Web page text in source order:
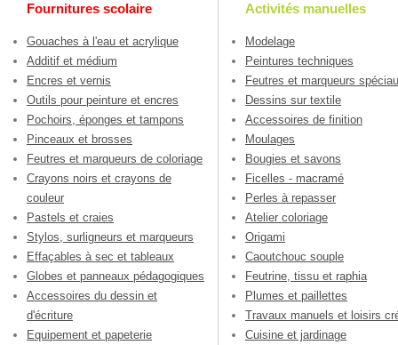
Fournitures scolaire
Gouaches à l'eau et acrylique
Additif et médium
Encres et vernis
Outils pour peinture et encres
Pochoirs, éponges et tampons
Pinceaux et brosses
Feutres et marqueurs de coloriage
Crayons noirs et crayons de
couleur
Pastels et craies
Stylos, surligneurs et marqueurs
Effaçables à sec et tableaux
Globes et panneaux pédagogiques
Accessoires du dessin et
d'écriture
Equipement et papeterie
Activités manuelles
Modelage
Peintures techniques
Feutres et marqueurs
Dessins sur textile
Accessoires de finition
Moulages
Bougies et savons
Ficelles - macramé
Perles à repasser
Atelier coloriage
Origami
Caoutchouc souple
Feutrine, tissu et raphia
Plumes et paillettes
Travaux manuels et loisirs
Cuisine et jardinage